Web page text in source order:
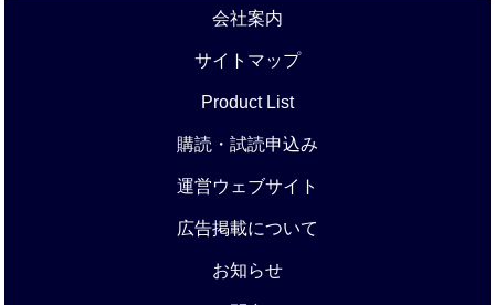
会社案内
サイトマップ
Product List
購読・試読申込み
運営ウェブサイト
広告掲載について
お知らせ